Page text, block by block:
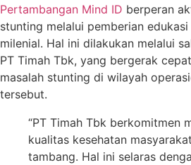
Pertambangan Mind ID berperan
stunting melalui pemberian
milenial. Hal ini dilakukan melalui
PT Timah Tbk, yang bergerak
masalah stunting di wilayah
tersebut.
“PT Timah Tbk berkomitmen
kualitas kesehatan
tambang. Hal ini selaras